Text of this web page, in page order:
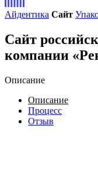
Айдентика Сайт
Сайт
компании
Описание
Описание
Процесс
Отзыв